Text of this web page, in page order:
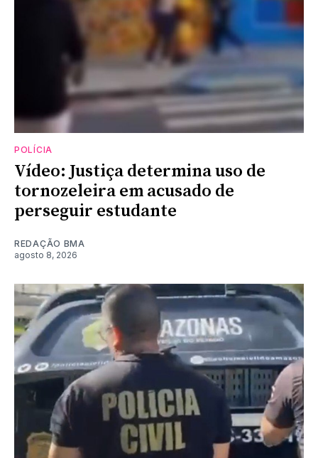
POLÍCIA
Vídeo: Justiça determina uso de
tornozeleira em acusado de
perseguir estudante
REDAÇÃO BMA
agosto 8, 2026